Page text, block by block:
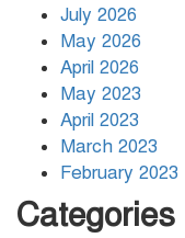
July 2026
May 2026
April 2026
May 2023
April 2023
March 2023
February 2023
Categories